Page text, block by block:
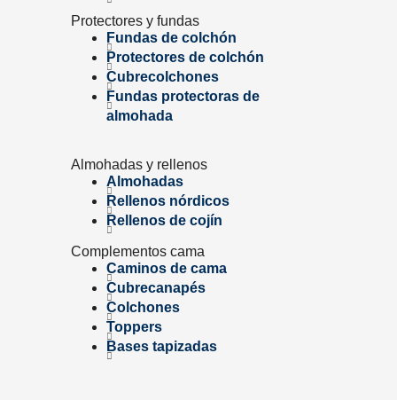
Protectores y fundas
Fundas de colchón
Protectores de colchón
Cubrecolchones
Fundas protectoras de
almohada
Almohadas y rellenos
Almohadas
Rellenos nórdicos
Rellenos de cojín
Complementos cama
Caminos de cama
Cubrecanapés
Colchones
Toppers
Bases tapizadas